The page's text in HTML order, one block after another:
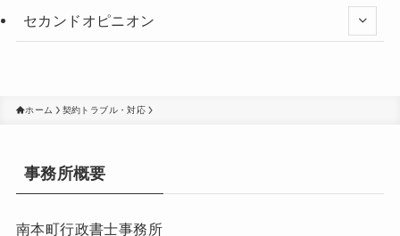
セカンドオピニオン
ホーム 契約トラブル・対応
事務所概要
南本町行政書士事務所